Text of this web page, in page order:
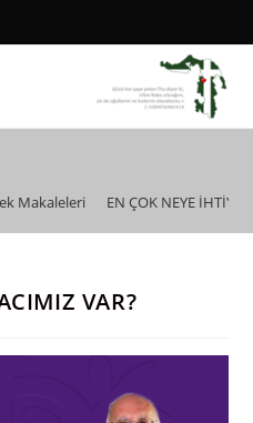
Makaleleri EN ÇOK NEYE
VAR?